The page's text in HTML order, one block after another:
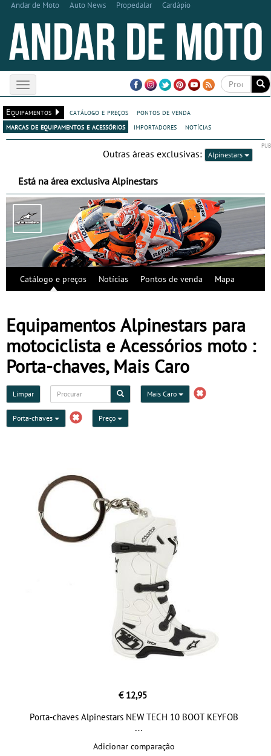
Andar de Moto Auto News Propedalar Cardápio
Toggle
navigation
Equipamentos
catálogo e preços
pontos de venda
marcas de equipamentos e acessórios
importadores notícias
Outras áreas exclusivas: Alpinestars
Está na área exclusiva Alpinestars
Catálogo e preços Notícias Pontos de venda Mapa
Equipamentos Alpinestars para
motociclista e Acessórios moto :
Porta-chaves, Mais Caro
Limpar Mais Caro
Porta-chaves Preço
€ 12,95
Porta-chaves Alpinestars NEW TECH 10 BOOT KEYFOB
Adicionar comparação